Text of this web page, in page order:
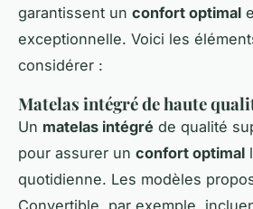
garantissent un confort optimal
exceptionnelle. Voici les
considérer :
Matelas intégré de haute
Un matelas intégré de qualité
pour assurer un confort optimal
quotidienne. Les modèles
Convertible, par exemple,